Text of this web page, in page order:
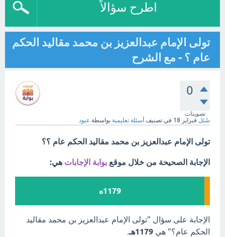
اطرح سؤالاً
تولى الإمام عبدالعزيز بن محمد مقاليد الحكم
عام ؟ - مع الشرح
0
تصويتات
سُئل فبراير 18 في تصنيف أسئلة تعليمية بواسطة عبود
تولى الإمام عبدالعزيز بن محمد مقاليد الحكم عام ؟؟
الإجابة الصحيحة من خلال موقع بوابة الإجابات هي:
1179ه
الإجابة على سؤال "تولى الإمام عبدالعزيز بن محمد مقاليد
الحكم عام؟" هي 1179هـ .